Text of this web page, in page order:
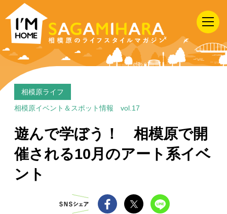
I'M
HOME
SAGAMIHARA
相
模
原
の
ラ
イ
フ
ス
相模原ライフ
相模原イベント＆スポット情報 vol.17
遊んで学ぼう！ 相模原で開
催される10月のアート系イベ
ント